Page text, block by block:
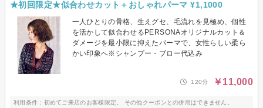
★初回限定★似合わせカット＋おしゃれパーマ ¥1,1000
一人ひとりの骨格、生えグセ、毛流れを見極め、個性
を活かして似合わせるPERSONAオリジナルカット＆
ダメージを最小限に抑えたパーマで、女性らしい柔ら
かい印象へ※シャンプー・ブロー代込み
120分 ￥11,000
利用条件：初めてご来店のお客様限定。 その他クーポンとの併用はできません。